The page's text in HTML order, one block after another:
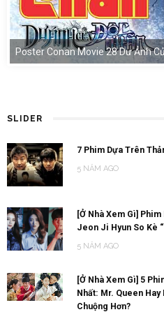
Poster Conan Movie 28 Dư Ảnh
SLIDER
7 Phim Dựa Trên
5 NĂM AGO
[Ở Nhà Xem Gì]
Jeon Ji Hyun So Kè
5 NĂM AGO
[Ở Nhà Xem Gì] 5
Nhất: Mr. Queen
Chuộng Hơn?